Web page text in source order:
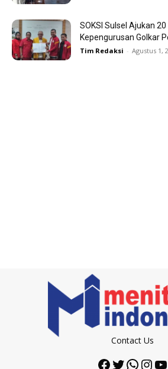
SOKSI Sulsel Ajukan
Kepengurusan Golkar
Tim Redaksi - Agustus 1,
Contact Us
Facebook
Twitter